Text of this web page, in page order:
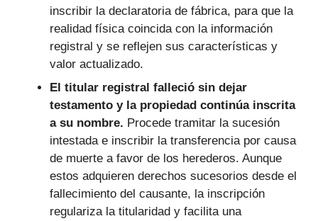
inscribir la declaratoria de fábrica, para que la
realidad física coincida con la información
registral y se reflejen sus características y
valor actualizado.
El titular registral falleció sin dejar
testamento y la propiedad continúa inscrita
a su nombre. Procede tramitar la sucesión
intestada e inscribir la transferencia por causa
de muerte a favor de los herederos. Aunque
estos adquieren derechos sucesorios desde el
fallecimiento del causante, la inscripción
regulariza la titularidad y facilita una